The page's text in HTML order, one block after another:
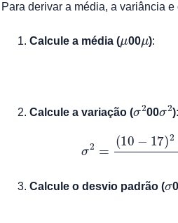
Para derivar a média, a variância
Calcule a média ( 00
μ
):
Calcule a variação (
σ2
00
σ2
):
σ (10−
Calcule o desvio padrão (